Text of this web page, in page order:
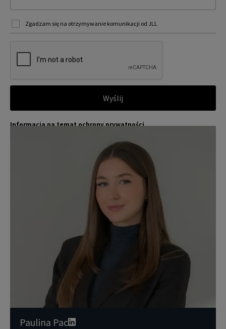
Zgadzam się na otrzymywanie komunikacji od JLL
Wyślij
Informacja na temat ochrony prywatności
iązanymi jest wiodącym globalnym dostawcą usług w zakresie zar
ządzania nieruchomościami i inwestycjami. Poważnie traktujemy
obowiązek ochrony przekazywanych nam danych osobowych.
Dane osobowe, które zbieramy od użytkowników, służą do zapew
nienia im dostępu do portalu magazyny.pl, umożliwienia im korzy
stania z portalu, a także, za ich zgodą, do wysyłania im komunika
Dokładamy wszelkich starań, aby dane osobowe były bezpieczne,
zapewniamy odpowiedni poziom ich ochrony i przechowujemy je
tylko przez czas niezbędny do realizacji zapytania z uzasadnionyc
h powodów biznesowych lub prawnych. Następnie usuwamy je w s
posób bezpieczny i pewny. Aby uzyskać więcej informacji na temat
danych osobowych przetwarzanych przez JLL, prosimy zapoznać
zasadami ochrony prywatności.
Paulina Pac